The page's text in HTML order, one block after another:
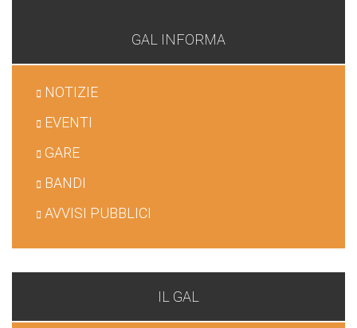
GAL INFORMA
NOTIZIE
EVENTI
GARE
BANDI
AVVISI PUBBLICI
IL GAL